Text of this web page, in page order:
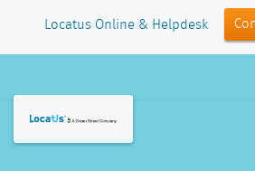
Locatus Online & Helpdesk